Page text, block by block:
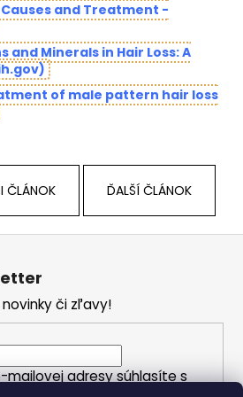
Causes and Treatment -
and Minerals in Hair Loss: A
of male pattern hair loss
ČLÁNOK ĎALŠÍ ČLÁNOK
či zľavy!
mailovej adresy súhlasíte s